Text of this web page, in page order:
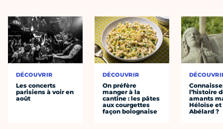
DÉCOUVRIR
Les concerts
parisiens à voir en
août
DÉCOUVRIR
On préfère
manger à la
cantine : les pâtes
aux courgettes
façon bolognaise
l’histoire
amants
Héloïse et
Abélard ?